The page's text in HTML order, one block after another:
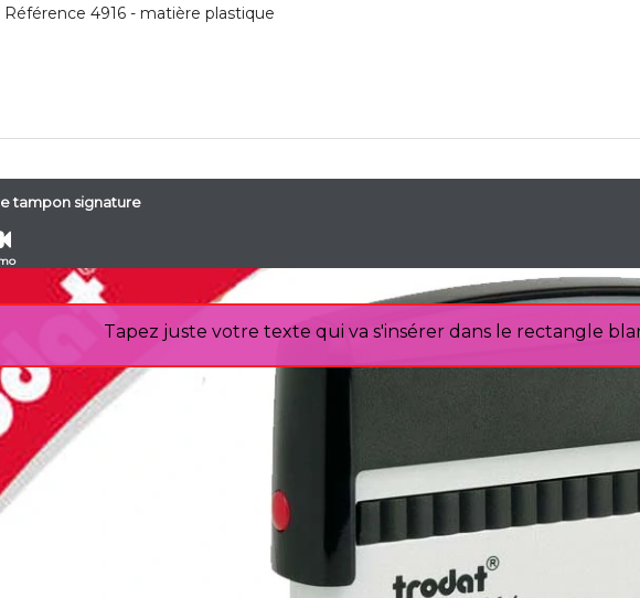
Référence 4916 - matière plastique
tampon signature
Tapez juste votre texte qui va s'insérer dans le rectangle